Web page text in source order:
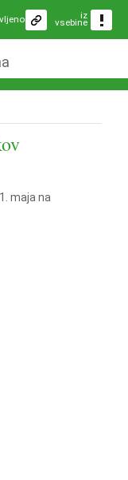
iz
vsebine
maja na